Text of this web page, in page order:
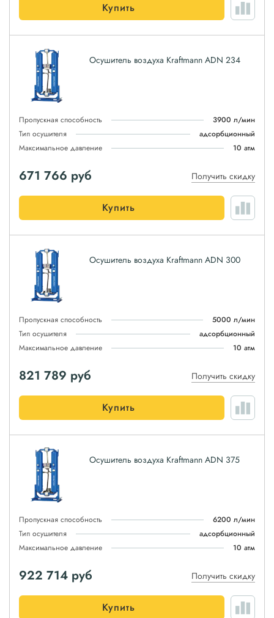
Купить
Осушитель воздуха Kraftmann ADN 234
Пропускная способность
3900 л/мин
Тип осушителя
адсорбционный
Максимальное давление
10 атм
671 766 руб Получить скидку
Купить
Осушитель воздуха Kraftmann ADN 300
Пропускная способность
5000 л/мин
Тип осушителя
адсорбционный
Максимальное давление
10 атм
821 789 руб Получить скидку
Купить
Осушитель воздуха Kraftmann ADN 375
Пропускная способность
6200 л/мин
Тип осушителя
адсорбционный
Максимальное давление
10 атм
922 714 руб Получить скидку
Купить